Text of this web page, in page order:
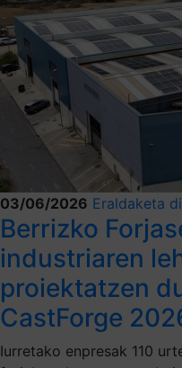
03/06/2026 Eraldaketa
Berrizko
industriaren
proiektatzen
CastForge
Iurretako enpresak 110